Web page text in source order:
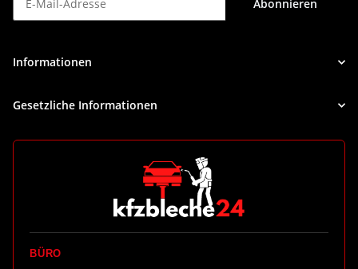
Abonnieren
Informationen
Gesetzliche Informationen
BÜRO